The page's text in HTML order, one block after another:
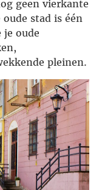
geen vierkante
stad is één
oude
pleinen.